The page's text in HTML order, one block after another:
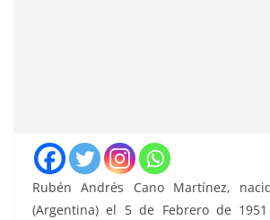
Rubén Andrés Cano Martínez,
(Argentina) el 5 de Febrero de